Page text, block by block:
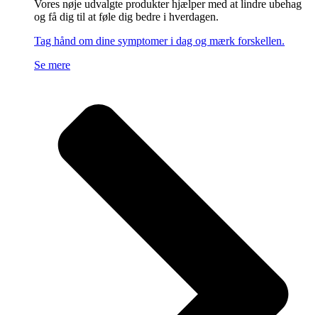
Vores nøje udvalgte produkter hjælper med at lindre ubehag
og få dig til at føle dig bedre i hverdagen.
Tag hånd om dine symptomer i dag og mærk forskellen.
Se mere